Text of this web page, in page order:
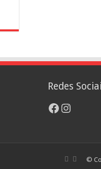
Redes
Facebook
©